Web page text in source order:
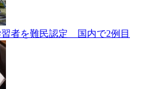
習者を難民認定 国内で2例目